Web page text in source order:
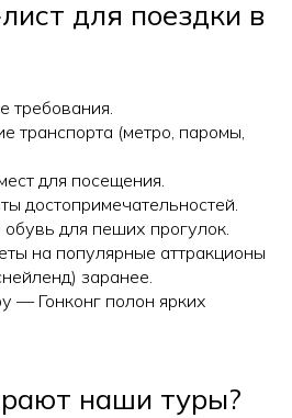
для поездки в
требования.
транспорта (метро, паромы,
для посещения.
достопримечательностей.
для пеших прогулок.
на популярные аттракционы
заранее.
— Гонконг полон ярких
наши туры?